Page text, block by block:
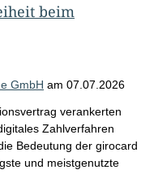
beim
GmbH am 07.07.2026
verankerten
Zahlverfahren
Bedeutung der girocard
und meistgenutzte